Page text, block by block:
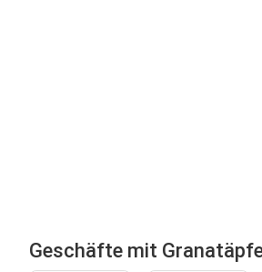
Geschäfte mit